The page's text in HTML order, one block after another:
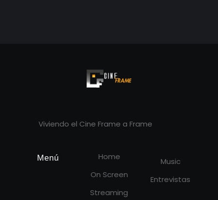
Viviendo el Cine Frame a Frame
Menú
Home
On Screen
Streaming
Music
Entrevistas